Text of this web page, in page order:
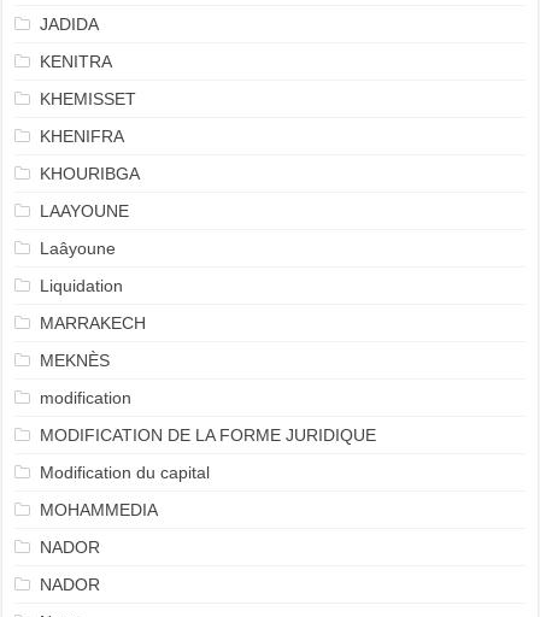
JADIDA
KENITRA
KHEMISSET
KHENIFRA
KHOURIBGA
LAAYOUNE
Laâyoune
Liquidation
MARRAKECH
MEKNÈS
modification
MODIFICATION DE LA FORME JURIDIQUE
Modification du capital
MOHAMMEDIA
NADOR
NADOR